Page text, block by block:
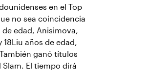
en el Top
no sea coincidencia
de edad, Anisimova,
años de edad,
ganó títulos
Slam. El tiempo dirá